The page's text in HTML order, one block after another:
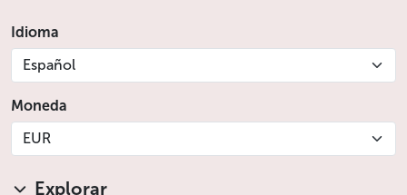
Idioma
Español
Moneda
EUR
Explorar